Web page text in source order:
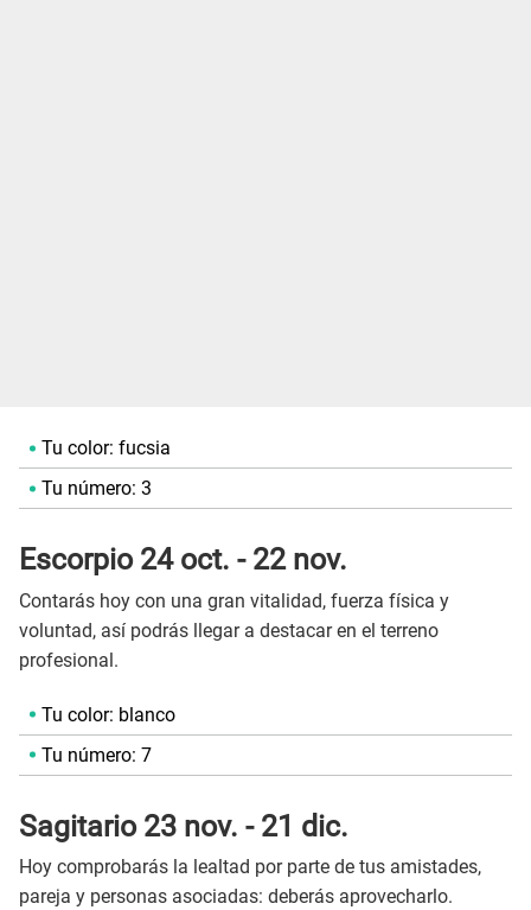
Tu color: fucsia
Tu número: 3
Escorpio 24 oct. - 22 nov.
Contarás hoy con una gran vitalidad, fuerza física y
voluntad, así podrás llegar a destacar en el terreno
profesional.
Tu color: blanco
Tu número: 7
Sagitario 23 nov. - 21 dic.
Hoy comprobarás la lealtad por parte de tus amistades,
pareja y personas asociadas: deberás aprovecharlo.